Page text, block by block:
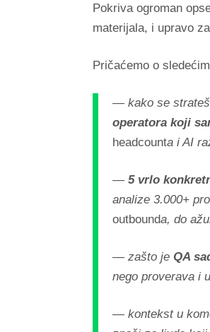
Pokriva ogroman
materijala, i upravo
Pričaćemo o
— kako se
operatora koji
headcounta i AI
— 5 vrlo
analize 3.000+
outbounda, do
— zašto je QA
nego proverava i
— kontekst u